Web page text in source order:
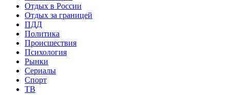
Отдых в России
Отдых за границей
ПДД
Политика
Происшествия
Психология
Рынки
Сериалы
Спорт
ТВ